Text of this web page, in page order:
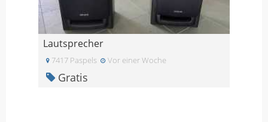
Lautsprecher
7417 Paspels Vor einer Woche
Gratis